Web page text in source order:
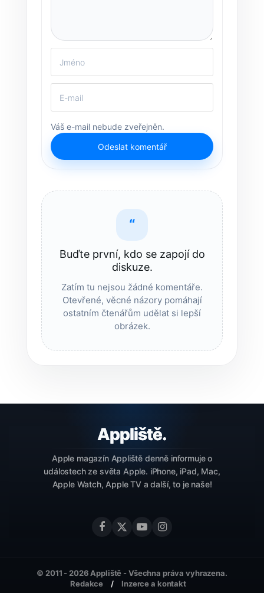
Váš e-mail nebude zveřejněn.
Odeslat komentář
“
Buďte první, kdo se zapojí do
diskuze.
Zatím tu nejsou žádné komentáře.
Otevřené, věcné názory pomáhají
ostatním čtenářům udělat si lepší
obrázek.
Apple magazín Appliště denně informuje o
událostech ze světa Apple. iPhone, iPad, Mac,
Apple Watch, Apple TV a další, to je naše!
Redakce Inzerce a kontakt
© 2011 - 2026 Appliště - Všechna práva vyhrazena.